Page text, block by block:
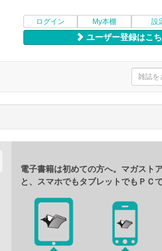
ログイン My本棚 設
ユーザー登録はこ
電子書籍は初めての方へ。マガスト
と、スマホでもタブレットでもＰＣ